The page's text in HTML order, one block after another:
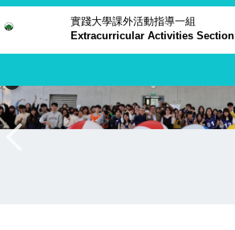
主
內
容
區
實踐大學課外活動指導一組
Extracurricular Activities Section